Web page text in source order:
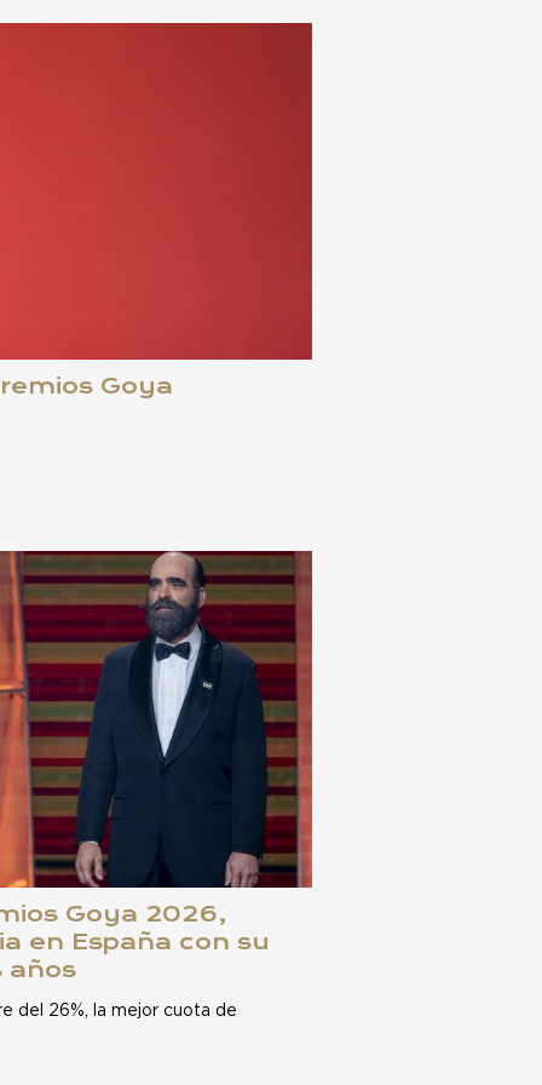
Goya
Goya 2026,
en España con su
años
del 26%, la mejor cuota de